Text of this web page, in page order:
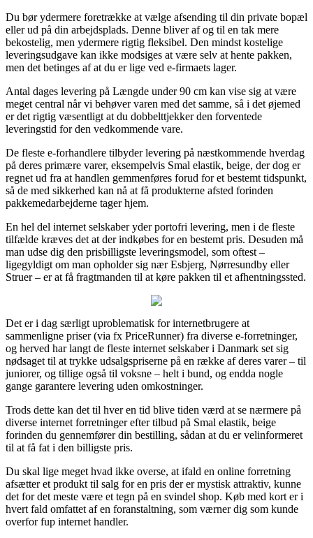
Du bør ydermere foretrække at vælge afsending til din private bopæl
eller ud på din arbejdsplads. Denne bliver af og til en tak mere
bekostelig, men ydermere rigtig fleksibel. Den mindst kostelige
leveringsudgave kan ikke modsiges at være selv at hente pakken,
men det betinges af at du er lige ved e-firmaets lager.
Antal dages levering på Længde under 90 cm kan vise sig at være
meget central når vi behøver varen med det samme, så i det øjemed
er det rigtig væsentligt at du dobbelttjekker den forventede
leveringstid for den vedkommende vare.
De fleste e-forhandlere tilbyder levering på næstkommende hverdag
på deres primære varer, eksempelvis Smal elastik, beige, der dog er
regnet ud fra at handlen gemmenføres forud for et bestemt tidspunkt,
så de med sikkerhed kan nå at få produkterne afsted forinden
pakkemedarbejderne tager hjem.
En hel del internet selskaber yder portofri levering, men i de fleste
tilfælde kræves det at der indkøbes for en bestemt pris. Desuden må
man udse dig den prisbilligste leveringsmodel, som oftest –
ligegyldigt om man opholder sig nær Esbjerg, Nørresundby eller
Struer – er at få fragtmanden til at køre pakken til et afhentningssted.
Det er i dag særligt uproblematisk for internetbrugere at
sammenligne priser (via fx PriceRunner) fra diverse e-forretninger,
og herved har langt de fleste internet selskaber i Danmark set sig
nødsaget til at trykke udsalgspriserne på en række af deres varer – til
juniorer, og tillige også til voksne – helt i bund, og endda nogle
gange garantere levering uden omkostninger.
Trods dette kan det til hver en tid blive tiden værd at se nærmere på
diverse internet forretninger efter tilbud på Smal elastik, beige
forinden du gennemfører din bestilling, sådan at du er velinformeret
til at få fat i den billigste pris.
Du skal lige meget hvad ikke overse, at ifald en online forretning
afsætter et produkt til salg for en pris der er mystisk attraktiv, kunne
det for det meste være et tegn på en svindel shop. Køb med kort er i
hvert fald omfattet af en foranstaltning, som værner dig som kunde
overfor fup internet handler.